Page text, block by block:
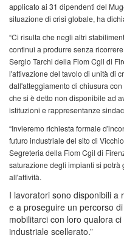
applicato ai 31 dipendenti del
situazione di crisi globale, ha
“Ci risulta che negli altri
continui a produrre senza
Sergio Tarchi della Fiom Cgil di
l'attivazione del tavolo di unità di
dall'atteggiamento di chiusura
che si è detto non disponibile ad
istituzioni e rappresentanze
“Invieremo richiesta formale
futuro industriale del sito di
Segreteria della Fiom Cgil di
saturazione degli impianti si
all'attività.
I lavoratori sono disponibili a
e a proseguire un percorso
mobilitarci con loro qualora
industriale scellerato.”